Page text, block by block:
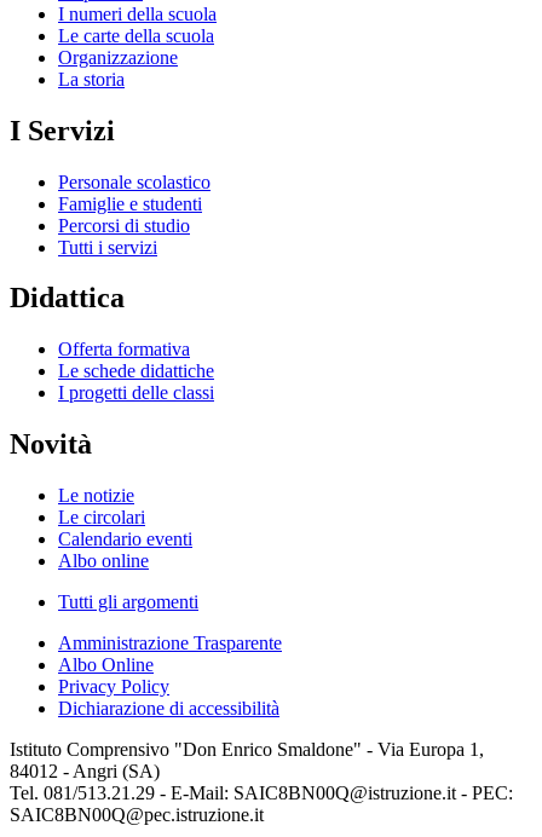
I numeri della scuola
Le carte della scuola
Organizzazione
La storia
I Servizi
Personale scolastico
Famiglie e studenti
Percorsi di studio
Tutti i servizi
Didattica
Offerta formativa
Le schede didattiche
I progetti delle classi
Novità
Le notizie
Le circolari
Calendario eventi
Albo online
Tutti gli argomenti
Amministrazione Trasparente
Albo Online
Privacy Policy
Dichiarazione di accessibilità
Istituto Comprensivo "Don Enrico Smaldone" - Via Europa 1,
84012 - Angri (SA)
Tel. 081/513.21.29 - E-Mail: SAIC8BN00Q@istruzione.it - PEC:
SAIC8BN00Q@pec.istruzione.it